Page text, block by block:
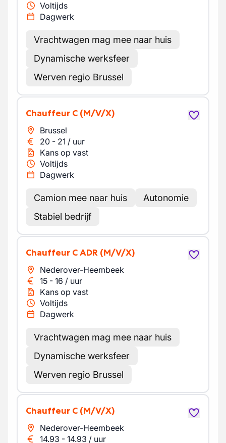
Voltijds
Dagwerk
Vrachtwagen mag mee naar huis
Dynamische werksfeer
Werven regio Brussel
Chauffeur C (M/V/X)
Brussel
20 - 21 / uur
Kans op vast
Voltijds
Dagwerk
Camion mee naar huis
Autonomie
Stabiel bedrijf
Chauffeur C ADR (M/V/X)
Nederover-Heembeek
15 - 16 / uur
Kans op vast
Voltijds
Dagwerk
Vrachtwagen mag mee naar huis
Dynamische werksfeer
Werven regio Brussel
Chauffeur C (M/V/X)
Nederover-Heembeek
14.93 - 14.93 / uur